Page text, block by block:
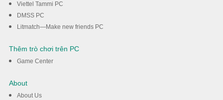
Viettel Tammi PC
DMSS PC
Litmatch—Make new friends PC
Thêm trò chơi trên PC
Game Center
About
About Us